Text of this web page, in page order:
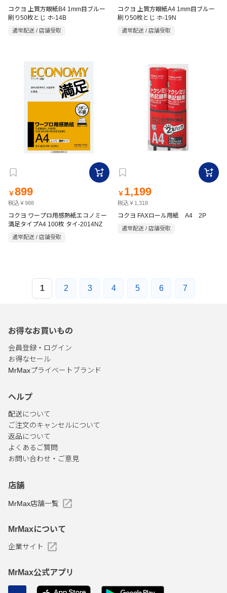
コクヨ 上質方眼紙B4 1mm目ブルー
刷り50枚とじ ホ-14B
通常配送 / 店舗受取
コクヨ 上質方眼紙A4 1mm目ブルー
刷り50枚とじ ホ-19N
通常配送 / 店舗受取
￥899
税込￥988
コクヨ ワープロ用感熱紙エコノミー
満足タイプA4 100枚 タイ-2014NZ
通常配送 / 店舗受取
￥ 1,199
税込￥1,318
コクヨ FAXロール用紙 A4 2P
通常配送 / 店舗受取
1 2 3 4 5 6 7
お得なお買いもの
会員登録・ログイン
お得なセール
MrMaxプライベートブランド
ヘルプ
配送について
ご注文のキャンセルについて
返品について
よくあるご質問
お問い合わせ・ご意見
店舗
MrMax店舗一覧
MrMaxについて
企業サイト
MrMax公式アプリ